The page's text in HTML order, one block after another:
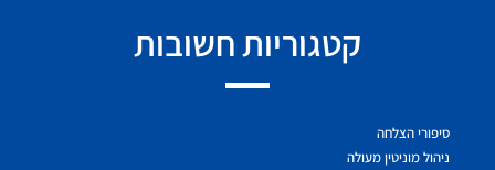
קטגוריות חשובות
סיפורי הצלחה
ניהול מוניטין מעולה